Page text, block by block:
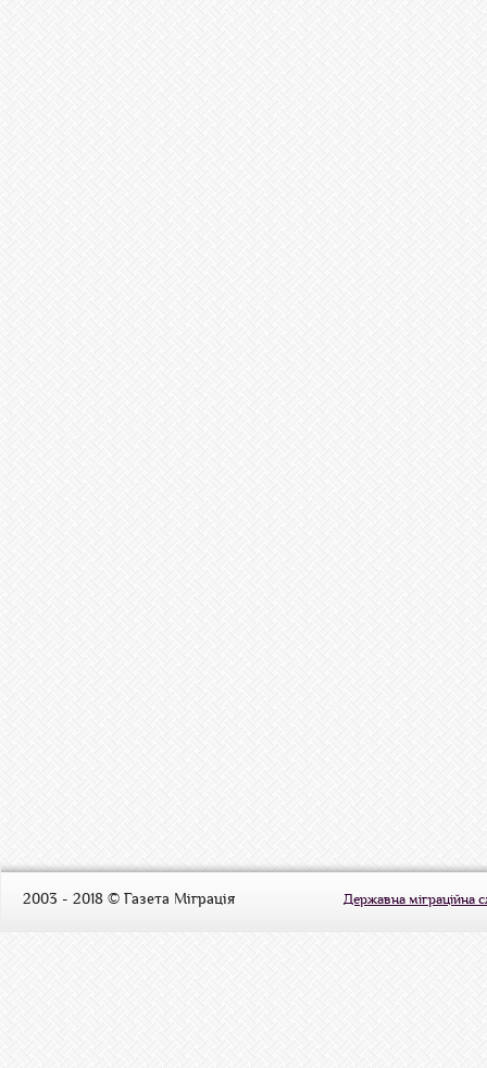
2003 - 2018 © Газета Міграція Державна міграційна